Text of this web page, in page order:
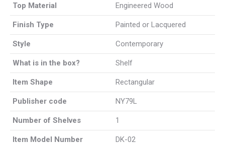
Top Material ‎Engineered Wood
Finish Type ‎Painted or Lacquered
Style ‎Contemporary
What is in the box? ‎Shelf
Item Shape ‎Rectangular
Publisher code ‎NY79L
Number of Shelves ‎1
Item Model Number ‎DK-02